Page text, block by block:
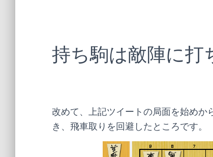
持ち駒は敵陣に打
改めて、上記ツイートの局面を始めか
き、飛車取りを回避したところです。